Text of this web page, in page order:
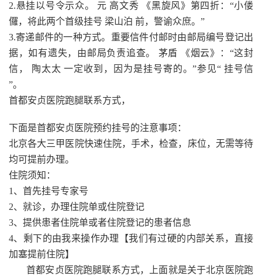
2.悬挂以号令示众。 元 高文秀 《黑旋风》第四折：“小偻
儸，将此两个首级挂号 梁山泊 前，警谕众庶。”
3.寄递邮件的一种方式。重要信件付邮时由邮局编号登记出
据，如有遗失，由邮局负责追查。 茅盾 《烟云》：“这封
信， 陶太太 一定收到，因为是挂号寄的。”参见“ 挂号信
”。
首都安贞医院跑腿联系方式，
下面是首都安贞医院预约挂号的注意事项：
北京各大三甲医院快速住院，手术，检查，床位，无需等待
均可提前办理。
住院须知：
1、首先挂号专家号
2、就诊，办理住院单或住院登记
3、提供患者住院单或者住院登记的患者信息
4、剩下的由我来操作办理【我们有过硬的内部关系，直接
加塞提前住院】
首都安贞医院跑腿联系方式，上面就是关于北京医院跑